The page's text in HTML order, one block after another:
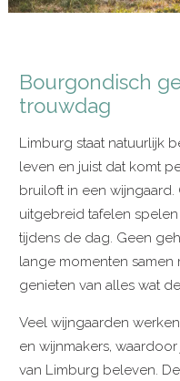
Bourgondisch
trouwdag
Limburg staat natuurlijk
leven en juist dat komt
bruiloft in een
uitgebreid tafelen
tijdens de dag. Geen
lange momenten samen
genieten van alles wat
Veel wijngaarden
en wijnmakers,
van Limburg beleven.